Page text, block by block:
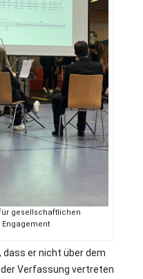
gesellschaftlichen
dass er nicht über dem
Verfassung vertreten